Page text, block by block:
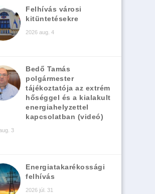
Felhívás városi
kitüntetésekre
2026 aug. 4
Bedő Tamás
polgármester
tájékoztatója az extrém
hőséggel és a kialakult
energiahelyzettel
kapcsolatban (videó)
3
Energiatakarékossági
felhívás
2026 júl. 31